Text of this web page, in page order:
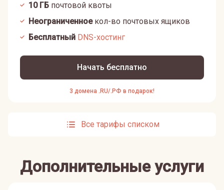
10ГБ почтовой квоты
Неограниченноекол-во почтовых ящиков
Бесплатный DNS-хостинг
Начать бесплатно
3 домена .RU/.РФ в подарок!
Все тарифы списком
Дополнительные услуги